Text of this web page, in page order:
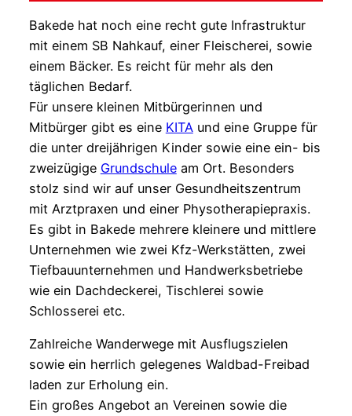
Bakede hat noch eine recht gute Infrastruktur
mit einem SB Nahkauf, einer Fleischerei, sowie
einem Bäcker. Es reicht für mehr als den
täglichen Bedarf.
Für unsere kleinen Mitbürgerinnen und
Mitbürger gibt es eine KITA und eine Gruppe für
die unter dreijährigen Kinder sowie eine ein- bis
zweizügige Grundschuleam Ort. Besonders
stolz sind wir auf unser Gesundheitszentrum
mit Arztpraxen und einer Physotherapiepraxis.
Es gibt in Bakede mehrere kleinere und mittlere
Unternehmen wie zwei Kfz-Werkstätten, zwei
Tiefbauunternehmen und Handwerksbetriebe
wie ein Dachdeckerei, Tischlerei sowie
Schlosserei etc.
Zahlreiche Wanderwege mit Ausflugszielen
sowie ein herrlich gelegenes Waldbad-Freibad
laden zur Erholung ein.
Ein großes Angebot an Vereinen sowie die